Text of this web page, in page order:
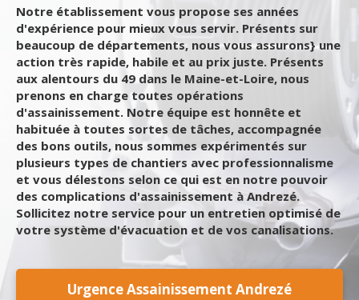
Notre établissement vous propose ses années
d'expérience pour mieux vous servir. Présents sur
beaucoup de départements, nous vous assurons} une
action très rapide, habile et au prix juste. Présents
aux alentours du 49 dans le Maine-et-Loire, nous
prenons en charge toutes opérations
d'assainissement. Notre équipe est honnête et
habituée à toutes sortes de tâches, accompagnée
des bons outils, nous sommes expérimentés sur
plusieurs types de chantiers avec professionnalisme
et vous délestons selon ce qui est en notre pouvoir
des complications d'assainissement à Andrezé.
Sollicitez notre service pour un entretien optimisé de
votre système d'évacuation et de vos canalisations.
Urgence Assainissement Andrezé